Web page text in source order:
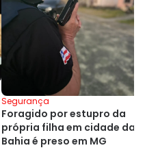
Segurança
Foragido por estupro da
própria filha em cidade da
Bahia é preso em MG